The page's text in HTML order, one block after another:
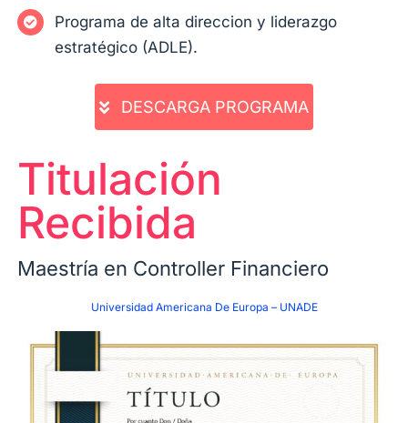
Programa de alta direccion y liderazgo
estratégico (ADLE).
DESCARGA PROGRAMA
Titulación
Recibida
Maestría en Controller Financiero
Universidad Americana De Europa – UNADE